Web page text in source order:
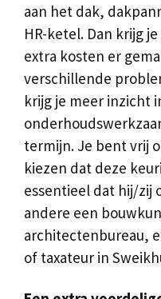
aan het dak,
HR-ketel. Dan krijg
extra kosten er
verschillende
krijg je meer inzicht
termijn. Je bent vrij
kiezen dat deze
essentieel dat hij/zij
andere een
architectenbureau,
of taxateur in